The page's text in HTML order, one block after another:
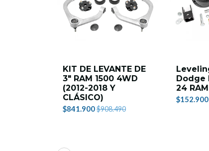
KIT DE LEVANTE DE
3" RAM 1500 4WD
(2012-2018 Y
CLÁSICO)
$841.900$908.490
Dodge
24
$152.900